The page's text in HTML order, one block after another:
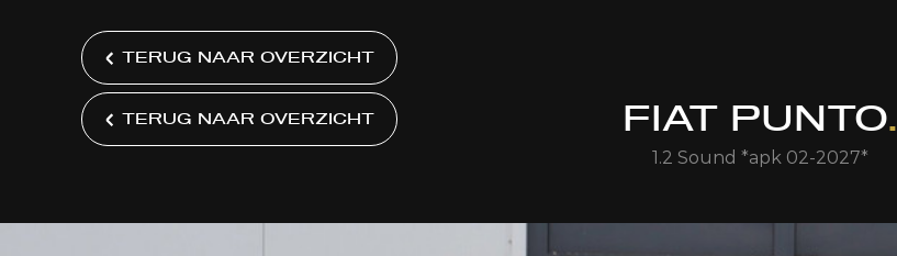
TERUG NAAR OVERZICHT
TERUG NAAR OVERZICHT FIAT PUNTO.
1.2 Sound *apk 02-2027*